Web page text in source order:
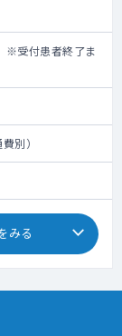
受付患者終了ま
別）
みる